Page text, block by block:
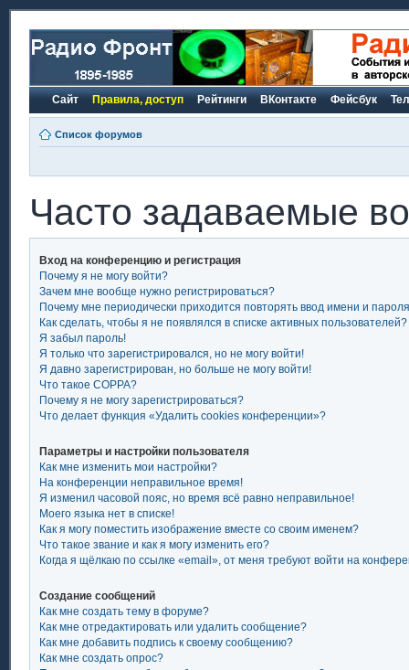
Сайт Правила, доступ Рейтинги ВКонтакте Фейсбук
Список форумов
Часто задаваемые
Вход на конференцию и регистрация
Почему я не могу войти?
Зачем мне вообще нужно регистрироваться?
Почему мне периодически приходится повторять ввод имени и
Как сделать, чтобы я не появлялся в списке активных пользователей?
Я забыл пароль!
Я только что зарегистрировался, но не могу войти!
Я давно зарегистрирован, но больше не могу войти!
Что такое COPPA?
Почему я не могу зарегистрироваться?
Что делает функция «Удалить cookies конференции»?
Параметры и настройки пользователя
Как мне изменить мои настройки?
На конференции неправильное время!
Я изменил часовой пояс, но время всё равно неправильное!
Моего языка нет в списке!
Как я могу поместить изображение вместе со своим именем?
Что такое звание и как я могу изменить его?
Когда я щёлкаю по ссылке «email», от меня требуют войти на
Создание сообщений
Как мне создать тему в форуме?
Как мне отредактировать или удалить сообщение?
Как мне добавить подпись к своему сообщению?
Как мне создать опрос?